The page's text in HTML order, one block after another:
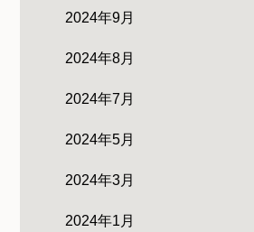
2024年9月
2024年8月
2024年7月
2024年5月
2024年3月
2024年1月